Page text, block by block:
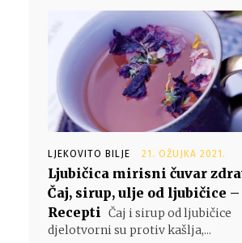
LJEKOVITO BILJE 21. OŽUJKA 2021.
Ljubičica mirisni čuvar
Čaj, sirup, ulje od ljubičice –
Recepti Čaj i sirup od ljubičice
djelotvorni su protiv kašlja,...